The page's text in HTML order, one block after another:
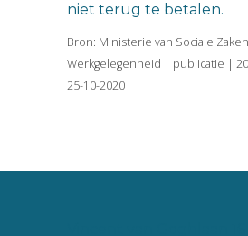
niet terug te betalen.
Bron: Ministerie van Sociale
Werkgelegenheid | publicatie |
25-10-2020